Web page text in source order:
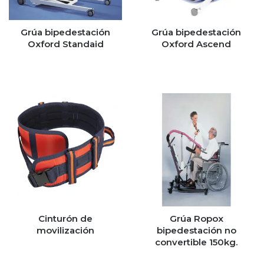
Grúa bipedestación
Oxford Standaid
Grúa bipedestación
Oxford Ascend
Cinturón de
movilización
Grúa Ropox
bipedestación no
convertible 150kg.